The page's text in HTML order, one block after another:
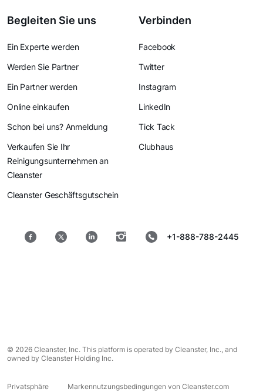
Begleiten Sie uns
Ein Experte werden
Werden Sie Partner
Ein Partner werden
Online einkaufen
Schon bei uns? Anmeldung
Verkaufen Sie Ihr
Reinigungsunternehmen an
Cleanster
Cleanster Geschäftsgutschein
Verbinden
Facebook
Twitter
Instagram
LinkedIn
Tick Tack
Clubhaus
+1-888-788-2445
© 2026 Cleanster, Inc. This platform is operated by Cleanster, Inc., and
owned by Cleanster Holding Inc.
Privatsphäre Markennutzungsbedingungen von Cleanster.com